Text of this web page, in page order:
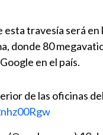
esta travesía será en
donde 80
en el país.
de las oficinas